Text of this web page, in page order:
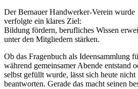
Der Bernauer Handwerker-Verein wurde
verfolgte ein klares Ziel:
Bildung fördern, berufliches Wissen
unter den Mitgliedern stärken.
Ob das Fragenbuch als Ideensammlung
während gemeinsamer Abende entstand
selbst gefüllt wurde, lässt sich heute
beantworten. Gerade das macht seinen